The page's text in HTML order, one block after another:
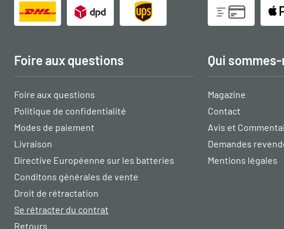
Foire aux questions
Foire aux questions
Politique de confidentialité
Modes de paiement
Livraison
Directive Européenne sur les batteries
Conditons générales de vente
Droit de rétractation
Se rétracter du contrat
Retours
Qui
Magazine
Contact
Avis et
Demandes
Mentions légales